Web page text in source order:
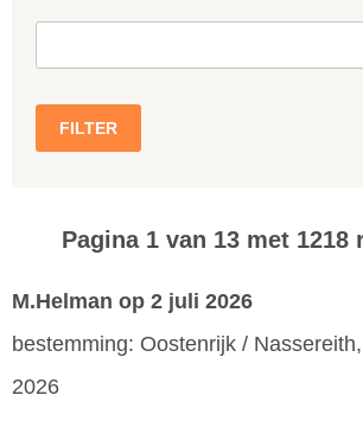
FILTER
Pagina 1 van 13 met 1218
M.Helman op 2 juli 2026
bestemming: Oostenrijk /
2026